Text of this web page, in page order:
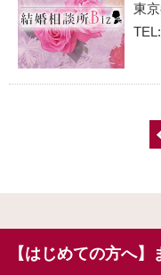
東
【はじめての方へ